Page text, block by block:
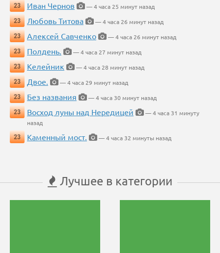
23
Иван Чернов
— 4 часа 25 минут назад
23
Любовь Титова
— 4 часа 26 минут назад
23
Алексей Савченко
— 4 часа 26 минут назад
23
Полдень.
— 4 часа 27 минут назад
23
Келейник
— 4 часа 28 минут назад
23
Двое.
— 4 часа 29 минут назад
23
Без названия
— 4 часа 30 минут назад
23
Восход луны над Нередицей
— 4 часа 31 минуту
назад
23
Каменный мост. — 4 часа 32 минуты назад
Лучшее в категории